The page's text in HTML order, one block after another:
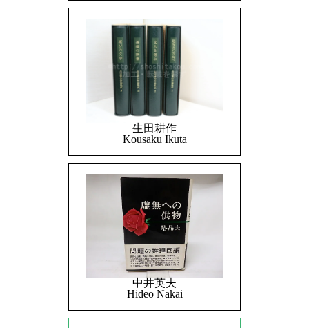
生田耕作
Kousaku Ikuta
中井英夫
Hideo Nakai